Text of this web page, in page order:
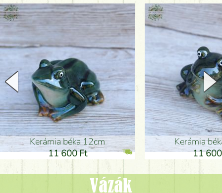
Kerámia béka 12cm
11 600 Ft
Kerámia
11
Vázák